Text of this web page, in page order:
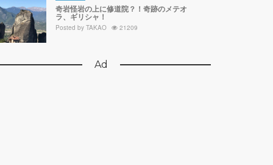
奇岩怪岩の上に修道院？！奇跡のメテオ
ラ、ギリシャ！
Posted by TAKAO 21209
Ad